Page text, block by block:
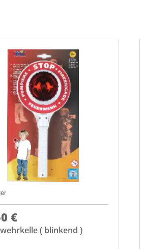
€
( blinkend )